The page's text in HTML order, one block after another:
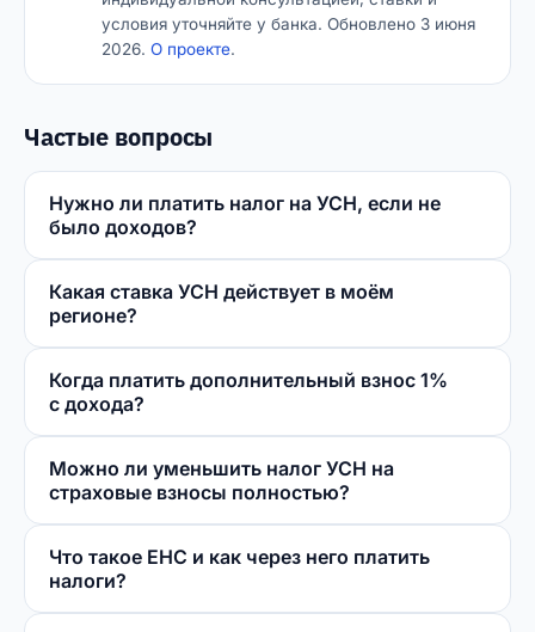
условия уточняйте у банка. Обновлено 3 июня
2026. О проекте.
Частые вопросы
Нужно ли платить налог на УСН, если не
было доходов?
Какая ставка УСН действует в моём
регионе?
Когда платить дополнительный взнос 1%
с дохода?
Можно ли уменьшить налог УСН на
страховые взносы полностью?
Что такое ЕНС и как через него платить
налоги?